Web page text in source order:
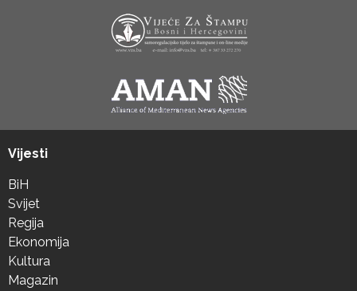
Vijesti
BiH
Svijet
Regija
Ekonomija
Kultura
Magazin